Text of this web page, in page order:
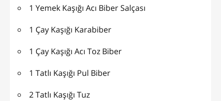
1 Yemek Kaşığı Acı Biber Salçası
1 Çay Kaşığı Karabiber
1 Çay Kaşığı Acı Toz Biber
1 Tatlı Kaşığı Pul Biber
2 Tatlı Kaşığı Tuz